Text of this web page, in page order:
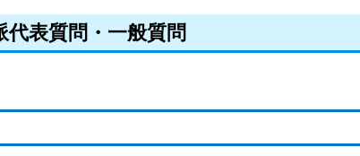
表質問・一般質問